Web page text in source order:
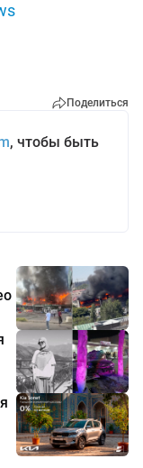
Поделиться
, чтобы быть